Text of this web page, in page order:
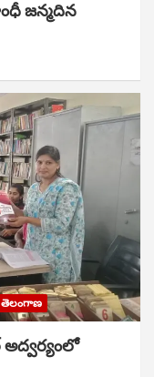
జ‌న్మ‌దిన
తెలంగాణ
అద్వర్యంలో